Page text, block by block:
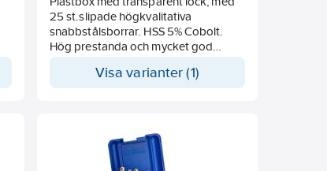
25 st.slipade högkvalitativa
snabbstålsborrar. HSS 5% Cobolt.
Hög prestanda och mycket god
behov av förborrning. Penetrerar
legerat och olegerat stål, gjutjärn,
icke järnhaltiga metaller, plats och
andra material. För borrning i rostfritt
Visa varianter (1)